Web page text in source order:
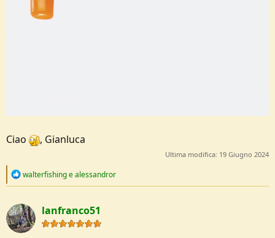
Ciao , Gianluca
Ultima modifica: 19 Giugno 2024
R
c
t
i
o
walterfishingealessandror
lanfranco51